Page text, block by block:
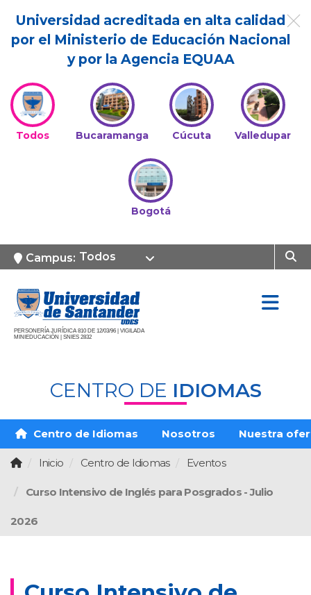
Universidad acreditada en alta calidad
por el Ministerio de Educación Nacional
y por la Agencia EQUAA
Todos Bucaramanga Cúcuta Valledupar
Bogotá
Campus: Todos
PERSONERÍA JURÍDICA 810 DE 12/03/96 | VIGILADA
MINIEDUCACIÓN | SNIES 2832
CENTRO DE IDIOMAS
Centro de Idiomas Nosotros Nuestra
Inicio Centro de Idiomas Eventos
Curso Intensivo de Inglés para Posgrados - Julio
2026